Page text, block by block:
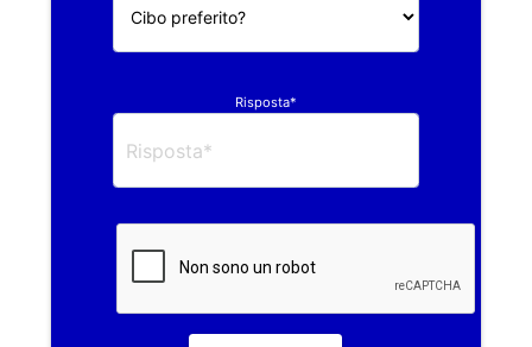
Risposta*